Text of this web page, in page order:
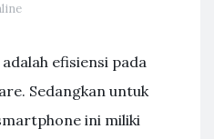
efisiensi pada
Sedangkan untuk
ini miliki